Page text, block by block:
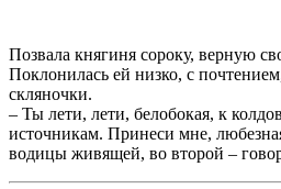
Позвала княгиня сороку, верную
Поклонилась ей низко, с
скляночки.
– Ты лети, лети, белобокая, к
источникам. Принеси мне,
водицы живящей, во второй –